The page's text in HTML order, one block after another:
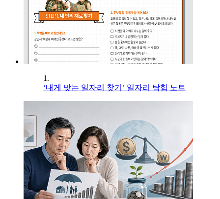
1.
‘내게 맞는 일자리 찾기’ 일자리 탐험 노트